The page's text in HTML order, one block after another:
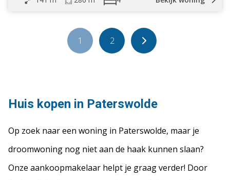
1 2
Huis kopen in Paterswolde
Op zoek naar een woning in Paterswolde, maar je
droomwoning nog niet aan de haak kunnen slaan?
Onze aankoopmakelaar helpt je graag verder! Door